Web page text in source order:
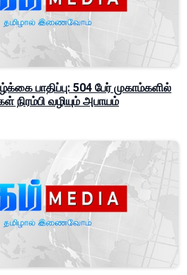
பாதிப்பு: 504 பேர் முகாம்களில்
நிரம்பி வழியும் அபாயம்